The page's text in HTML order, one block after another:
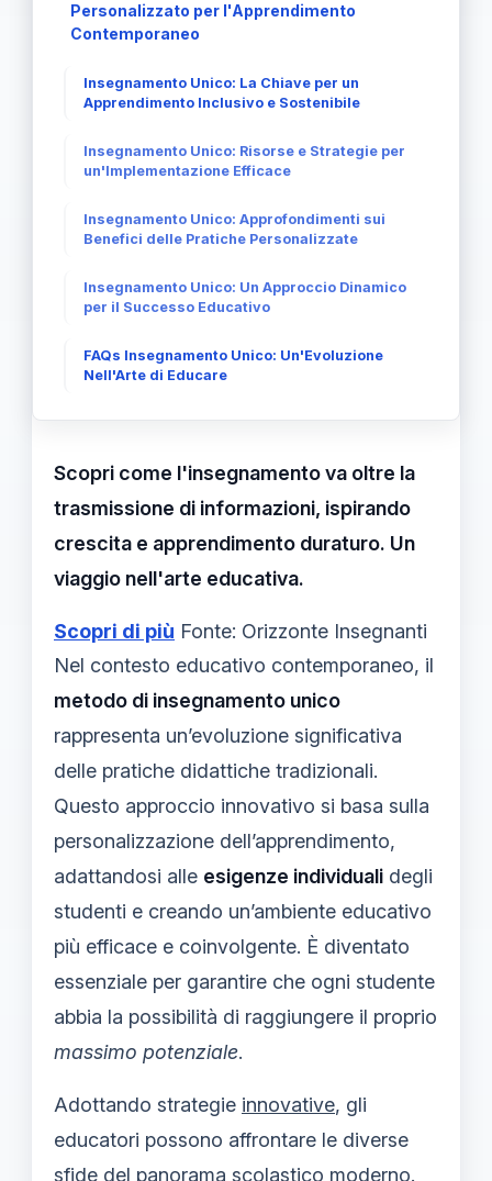
Personalizzato per l'Apprendimento
Contemporaneo
Insegnamento Unico: La Chiave per un
Apprendimento Inclusivo e Sostenibile
Insegnamento Unico: Risorse e Strategie per
un'Implementazione Efficace
Insegnamento Unico: Approfondimenti sui
Benefici delle Pratiche Personalizzate
Insegnamento Unico: Un Approccio Dinamico
per il Successo Educativo
FAQs Insegnamento Unico: Un'Evoluzione
Nell'Arte di Educare
Scopri come l'insegnamento va oltre la
trasmissione di informazioni, ispirando
crescita e apprendimento duraturo. Un
viaggio nell'arte educativa.
Scopri di più Fonte: Orizzonte Insegnanti
Nel contesto educativo contemporaneo, il
metodo di insegnamento unico
rappresenta un’evoluzione significativa
delle pratiche didattiche tradizionali.
Questo approccio innovativo si basa sulla
personalizzazione dell’apprendimento,
adattandosi alle esigenze individuali degli
studenti e creando un’ambiente educativo
più efficace e coinvolgente. È diventato
essenziale per garantire che ogni studente
abbia la possibilità di raggiungere il proprio
massimo potenziale.
Adottando strategie innovative, gli
educatori possono affrontare le diverse
sfide del panorama scolastico moderno.